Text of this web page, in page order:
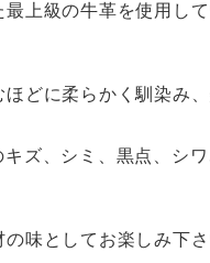
最上級の牛革を使用し
ほどに柔らかく馴染み
ズ、シミ、黒点、シ
の味としてお楽しみ下